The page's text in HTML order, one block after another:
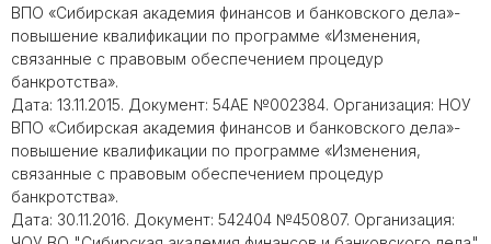
ВПО «Сибирская академия финансов и банковского дела»-
повышение квалификации по программе «Изменения,
связанные с правовым обеспечением процедур
банкротства».
Дата: 13.11.2015. Документ: 54АЕ №002384. Организация: НОУ
ВПО «Сибирская академия финансов и банковского дела»-
повышение квалификации по программе «Изменения,
связанные с правовым обеспечением процедур
банкротства».
Дата: 30.11.2016. Документ: 542404 №450807. Организация: